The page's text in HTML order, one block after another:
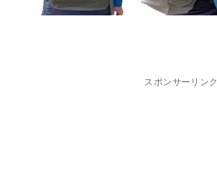
スポンサーリンク